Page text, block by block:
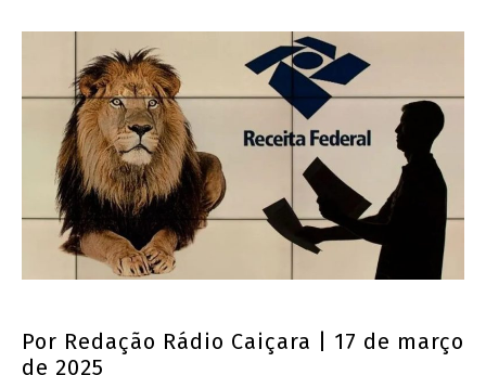
Por Redação Rádio Caiçara | 17 de março
de 2025